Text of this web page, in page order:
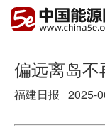
偏远离岛不
福建日报 2025-